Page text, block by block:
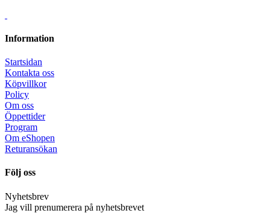
Information
Startsidan
Kontakta oss
Köpvillkor
Policy
Om oss
Öppettider
Program
Om eShopen
Returansökan
Följ oss
Nyhetsbrev
Jag vill prenumerera på nyhetsbrevet